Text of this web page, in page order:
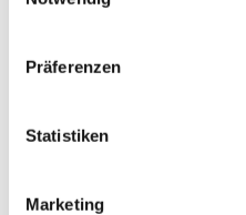
Präferenzen
Statistiken
Marketing
05.-09.05.2017
2. Qualifikation: